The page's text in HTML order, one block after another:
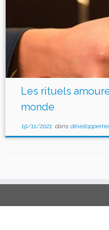
Les rituels
monde
19/11/2021dans